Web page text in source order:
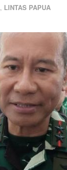
, LINTAS PAPUA